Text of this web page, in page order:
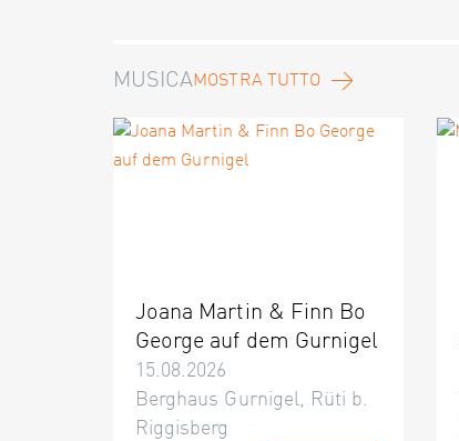
MUSICAMOSTRA TUTTO
Joana Martin & Finn Bo
George auf dem Gurnigel
15.08.2026
Berghaus Gurnigel, Rüti b.
Riggisberg